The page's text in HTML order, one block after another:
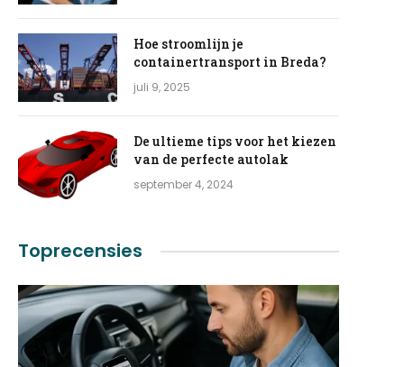
Hoe stroomlijn je
containertransport in Breda?
juli 9, 2025
De ultieme tips voor het kiezen
van de perfecte autolak
september 4, 2024
Toprecensies